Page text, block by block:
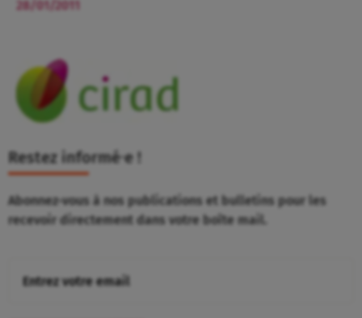
28/01/2011
Restez informé⸱e !
Abonnez-vous à nos publications et bulletins pour les
recevoir directement dans votre boîte mail.